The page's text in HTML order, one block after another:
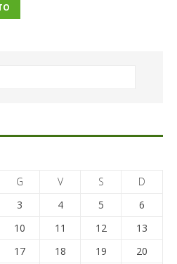
G V S
D
3 4 5
6
10 11 12
13
17 18 19
20